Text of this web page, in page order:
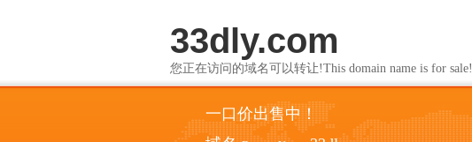
33dly.com
您正在访问的域名可以转让!This domain name is for sale!
一口价出售中！